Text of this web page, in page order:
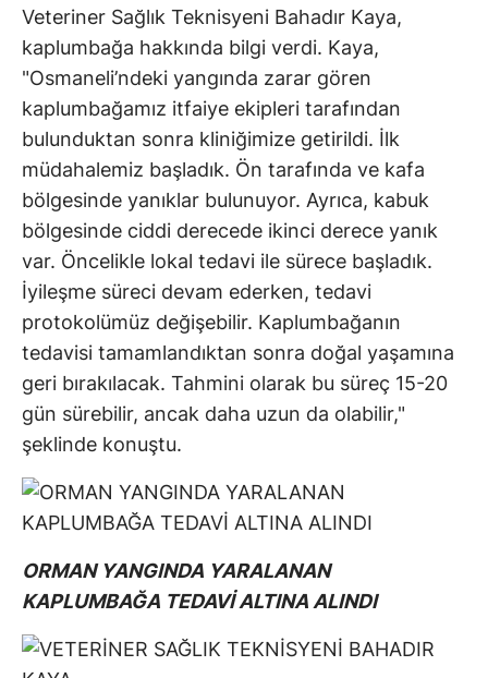
Veteriner Sağlık Teknisyeni Bahadır Kaya,
kaplumbağa hakkında bilgi verdi. Kaya,
"Osmaneli’ndeki yangında zarar gören
kaplumbağamız itfaiye ekipleri tarafından
bulunduktan sonra kliniğimize getirildi. İlk
müdahalemiz başladık. Ön tarafında ve kafa
bölgesinde yanıklar bulunuyor. Ayrıca, kabuk
bölgesinde ciddi derecede ikinci derece yanık
var. Öncelikle lokal tedavi ile sürece başladık.
İyileşme süreci devam ederken, tedavi
protokolümüz değişebilir. Kaplumbağanın
tedavisi tamamlandıktan sonra doğal yaşamına
geri bırakılacak. Tahmini olarak bu süreç 15-20
gün sürebilir, ancak daha uzun da olabilir,"
şeklinde konuştu.
ORMAN YANGINDA YARALANAN
KAPLUMBAĞA TEDAVİ ALTINA ALINDI